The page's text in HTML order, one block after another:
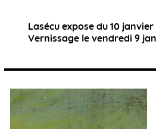
Lasécu expose du 10
Vernissage le vendredi 9